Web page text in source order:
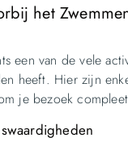
het
een van de vele
heeft. Hier zijn
je bezoek